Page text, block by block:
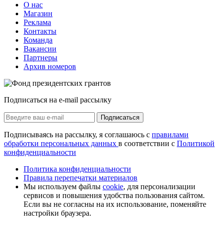
О нас
Магазин
Реклама
Контакты
Команда
Вакансии
Партнеры
Архив номеров
Подписаться на e-mail рассылку
Подписаться
Подписываясь на рассылку, я соглашаюсь с правилами
обработки персональных данных в соответствии с Политикой
конфиденциальности
Политика конфиденциальности
Правила перепечатки материалов
Мы используем файлы cookie, для персонализации
сервисов и повышения удобства пользования сайтом.
Если вы не согласны на их использование, поменяйте
настройки браузера.